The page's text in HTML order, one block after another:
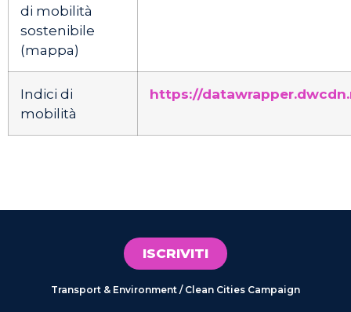
di mobilità
sostenibile
(mappa)
Indici di
mobilità
https://
ISCRIVITI
Transport & Environment / Clean Cities Campaign